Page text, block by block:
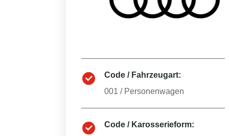
Code / Fahrzeugart:
001 / Personenwagen
Code / Karosserieform: